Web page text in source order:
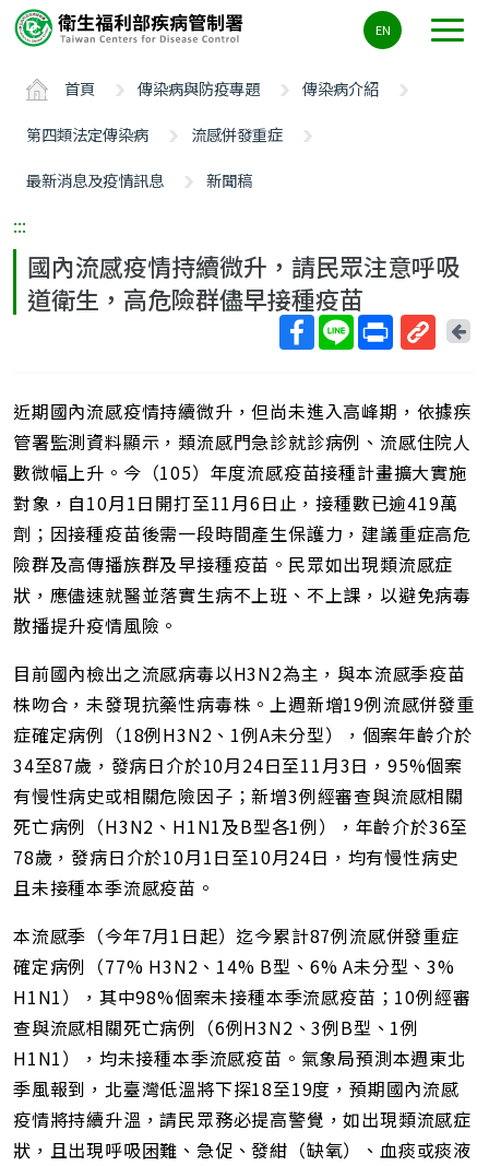
要
ALT+C
EN
首頁 傳染病與防疫專題
傳染病介紹
第四類法定傳染病
流感併發重症
最新消息及疫情訊息
新聞稿
:::
國內流感疫情持續微升，請民眾注意呼吸
道衛生，高危險群儘早接種疫苗
短
網
址
回
頁
近期國內流感疫情持續微升，但尚未進入高峰期，依據疾
管署監測資料顯示，類流感門急診就診病例、流感住院人
數微幅上升。今（105）年度流感疫苗接種計畫擴大實施
對象，自10月1日開打至11月6日止，接種數已逾419萬
劑；因接種疫苗後需一段時間產生保護力，建議重症高危
險群及高傳播族群及早接種疫苗。民眾如出現類流感症
狀，應儘速就醫並落實生病不上班、不上課，以避免病毒
散播提升疫情風險。
目前國內檢出之流感病毒以H3N2為主，與本流感季疫苗
株吻合，未發現抗藥性病毒株。上週新增19例流感併發重
症確定病例（18例H3N2、1例A未分型），個案年齡介於
34至87歲，發病日介於10月24日至11月3日，95%個案
有慢性病史或相關危險因子；新增3例經審查與流感相關
死亡病例（H3N2、H1N1及B型各1例），年齡介於36至
78歲，發病日介於10月1日至10月24日，均有慢性病史
且未接種本季流感疫苗。
本流感季（今年7月1日起）迄今累計87例流感併發重症
確定病例（77% H3N2、14% B型、6% A未分型、3%
H1N1），其中98%個案未接種本季流感疫苗；10例經審
查與流感相關死亡病例（6例H3N2、3例B型、1例
H1N1），均未接種本季流感疫苗。氣象局預測本週東北
季風報到，北臺灣低溫將下探18至19度，預期國內流感
疫情將持續升溫，請民眾務必提高警覺，如出現類流感症
狀，且出現呼吸困難、急促、發紺（缺氧）、血痰或痰液